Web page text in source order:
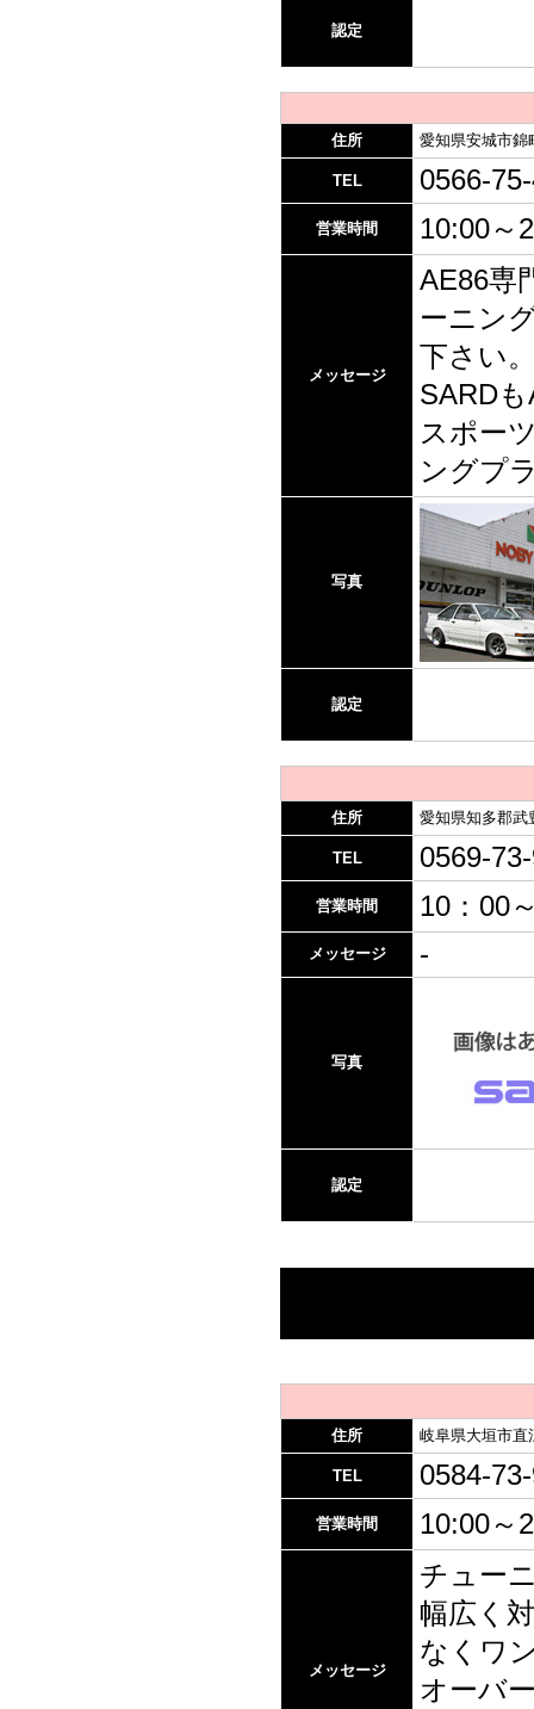
認定
住所 愛知県安城市錦
TEL 0566-
営業時間 10:00～
メッセージ
AE86専
ーニン
下さい
SARD
スポー
ングプ
写真
認定
住所 愛知県知多郡武
TEL 0569-
営業時間 10：00
メッセージ -
写真
認定
住所 岐阜県大垣市直
TEL 0584-
営業時間 10:00～
メッセージ
チュー
幅広く
なくワ
オーバ